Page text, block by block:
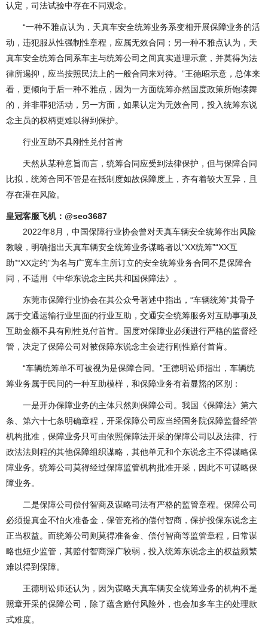
认定，司法试验中存在不同观念。
“一种不雅点认为，天真车安全统筹业务系变相开展保障业务的活
动，违犯服从性强制性章程，应属无效合同；另一种不雅点认为，天
真车安全统筹合同系车主与统筹公司之间真实道理示意，并莫得为法
律所遏抑，应当按照民法上的一般合同来对待。”王德昭示意，总体来
看，更倾向于后一种不雅点，因为一方面统筹亦然国度政策所饱读舞
的，并非罪犯活动，另一方面，如果认定为无效合同，投入统筹东说
念主员的权柄更难以得到保护。
行业互助不具刚性兑付首肯
天然从某种意旨而言，统筹合同应受到法律保护，但与保障合同
比拟，统筹合同不管是在抵制度如故保障度上，齐有着较大互异，且
存在潜在风险。
皇冠客服飞机：@seo3687
2022年8月，中国保障行业协会曾对天真车辆安全统筹作出风险
教唆，明确指出天真车辆安全统筹业务谋略者以“XX统筹”“XX互
助”“XX定约”为名与广宽车主所订立的安全统筹业务合同不是保障合
同，不适用《中华东说念主民共和国保障法》。
东莞市保障行业协会在其公众号著述中指出，“车辆统筹”其骨子
属于交通运输行业里面的行业互助，交通安全统筹服务对互助事项及
互助金额不具有刚性兑付首肯。国度对保障业必须进行严格的监督经
管，决定了保障公司对被保障东说念主会进行刚性赔付首肯。
“车辆统筹单不可被视为是保障合同。”王德明讼师指出，车辆统
筹业务属于民间的一种互助模样，和保障业务有着显豁的区别：
一是开办保障业务的主体只然则保障公司。我国《保障法》第六
条、第六十七条明确章程，开采保障公司应当经国务院保障监督经管
机构批准，保障业务只可由依照保障法开采的保障公司以及法律、行
政法法则程的其他保障组织谋略，其他单元和个东说念主不得谋略保
障业务。统筹公司莫得经过保障监管机构批准开采，因此不可谋略保
障业务。
二是保障公司偿付智商及谋略司法有严格的监管章程。保障公司
必须提真金不怕火准备金，保管充裕的偿付智商，保护投保东说念主
正当权益。而统筹公司则莫得准备金、偿付智商等监管章程，日常谋
略也短少监管，其赔付智商深广较弱，投入统筹东说念主的权益频繁
难以得到保障。
王德明讼师还认为，因为谋略天真车辆安全统筹业务的机构不是
照章开采的保障公司，除了蕴含赔付风险外，也会加多车主的处理款
式难度。